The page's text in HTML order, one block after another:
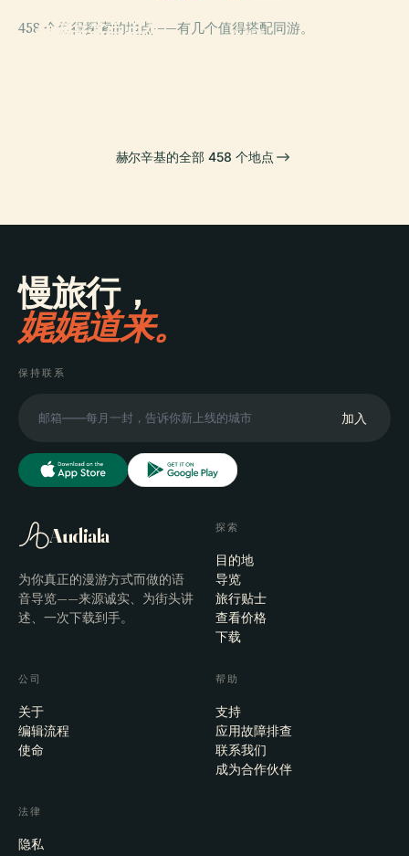
458 个值得探索的地点——有几个值得搭配同游。
赫爾辛基中央公
PLACE
PLACE PLACE
赫尔辛基的全部 458 个地点
慢旅行，
娓娓道来。
保持联系
加入
Audiala
为你真正的漫游方式而做的语
音导览——来源诚实、为街头讲
述、一次下载到手。
探索
目的地
导览
旅行贴士
查看价格
下载
公司
关于
编辑流程
使命
帮助
支持
应用故障排查
联系我们
成为合作伙伴
法律
隐私